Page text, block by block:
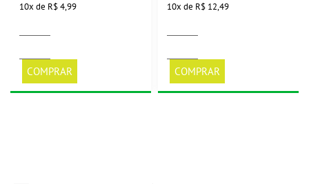
10x de R$ 4,99
COMPRAR
10x de R$ 12,49
COMPRAR